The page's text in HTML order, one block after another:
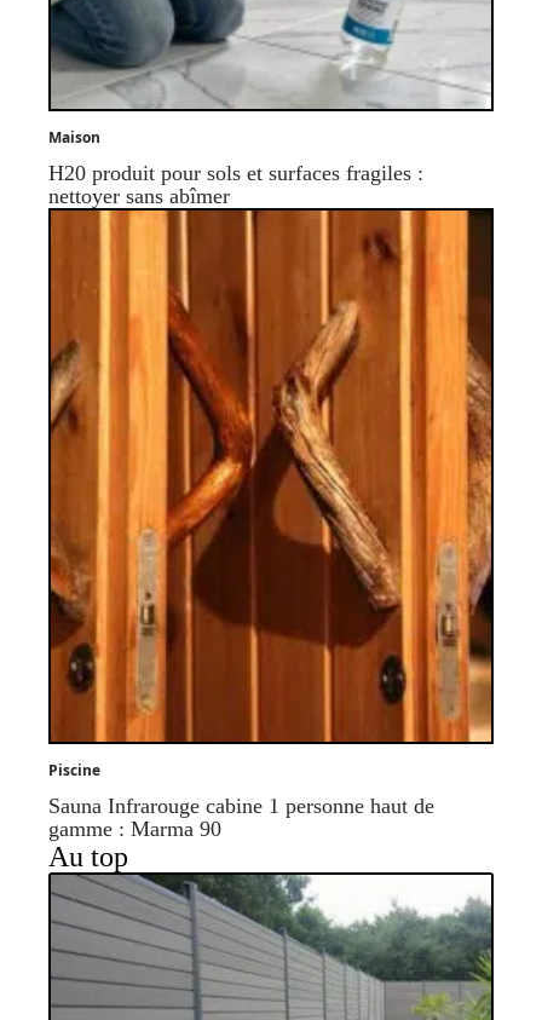
Maison
H20 produit pour sols et surfaces fragiles :
nettoyer sans abîmer
Piscine
Sauna Infrarouge cabine 1 personne haut de
gamme : Marma 90
Au top